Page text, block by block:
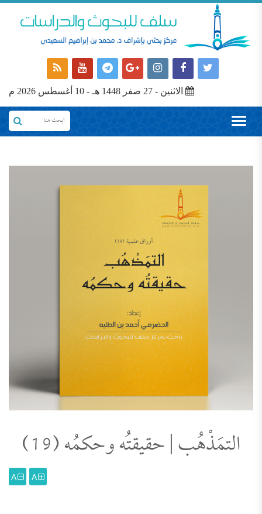
الاثنين - 27 صفر 1448 هـ - 10 أغسطس 2026 م
التمَذْهُب | حقيقتُه وحكمُه (19)
A
A